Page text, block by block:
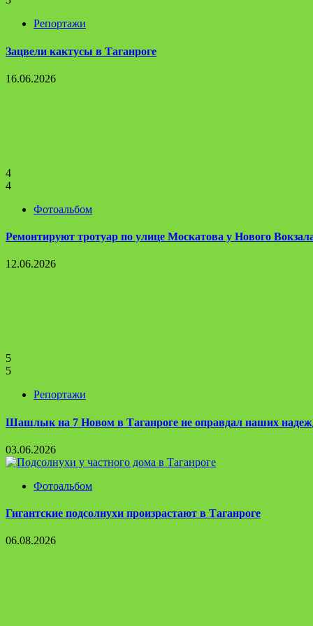
Репортажи
Зацвели кактусы в Таганроге
16.06.2026
4
4
Фотоальбом
Ремонтируют тротуар по улице Москатова у Нового
12.06.2026
5
5
Репортажи
Шашлык на 7 Новом в Таганроге не оправдал наших
03.06.2026
Фотоальбом
Гигантские подсолнухи произрастают в Таганроге
06.08.2026